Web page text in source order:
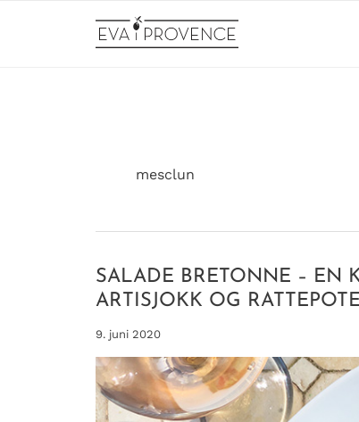
mesclun
SALADE BRETONNE – EN
ARTISJOKK OG
9. juni 2020